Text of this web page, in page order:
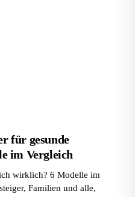
für gesunde
im Vergleich
wirklich? 6 Modelle im
Familien und alle,